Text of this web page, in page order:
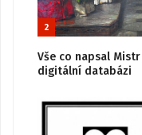
2
Vše co napsal
digitální databázi